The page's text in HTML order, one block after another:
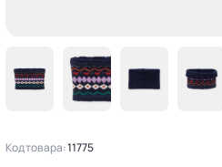
Код товара:11775